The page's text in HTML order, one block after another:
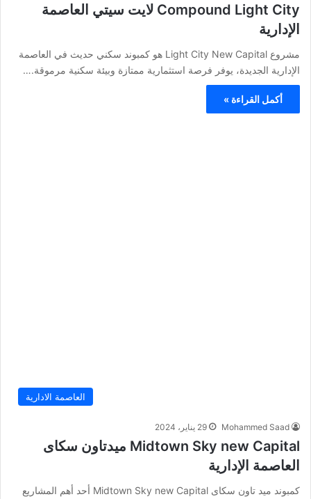
Compound Light City لايت سيتي العاصمة
الإدارية
مشروع Light City New Capital هو كمبوند سكني حديث في العاصمة
الإدارية الجديدة، يوفر فرصة استثمارية ممتازة وبيئة سكنية مرموقة.…
أكمل القراءة »
العاصمة الادارية
Mohammed Saad 29 يناير، 2024
Midtown Sky new Capital ميدتاون سكاى
العاصمة الإدارية
كمبوند ميد تاون سكاى Midtown Sky new Capital أحد أهم المشاريع